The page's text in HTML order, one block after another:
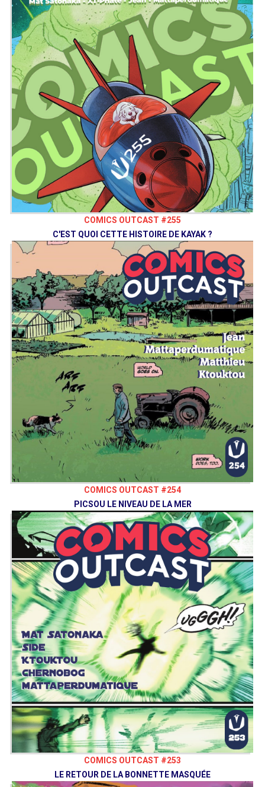
COMICS OUTCAST #255
C'EST QUOI CETTE HISTOIRE DE KAYAK ?
COMICS OUTCAST #254
PICSOU LE NIVEAU DE LA MER
COMICS OUTCAST #253
LE RETOUR DE LA BONNETTE MASQUÉE